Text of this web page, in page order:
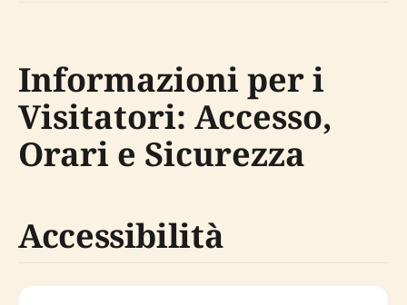
Informazioni per i
Visitatori: Accesso,
Orari e Sicurezza
Accessibilità